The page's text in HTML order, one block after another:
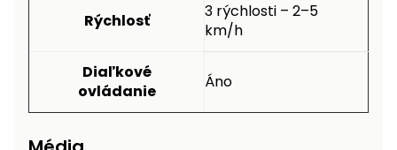
Rýchlosť
3 rýchlosti – 2–5
km/h
Diaľkové
ovládanie
Áno